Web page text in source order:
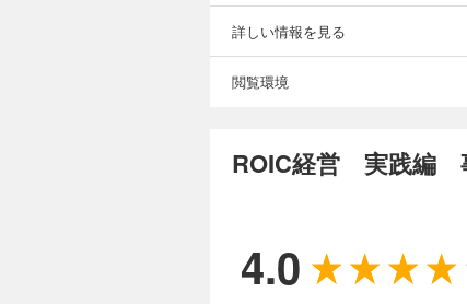
詳しい情報を見る
閲覧環境
ROIC経営 実践編
4.0